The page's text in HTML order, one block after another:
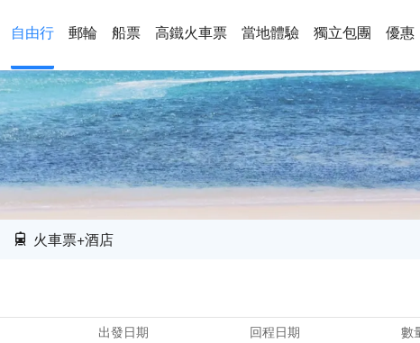
自由行 郵輪 船票 高鐵火車票 當地體驗 獨立包團 優惠
火車票+酒店
出發日期 回程日期 數